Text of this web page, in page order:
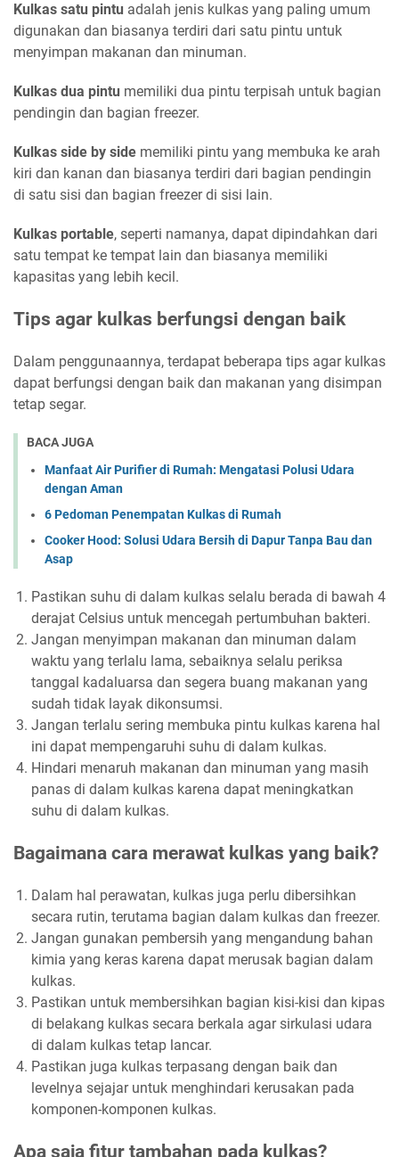
Kulkas satu pintu adalah jenis kulkas yang paling umum
digunakan dan biasanya terdiri dari satu pintu untuk
menyimpan makanan dan minuman.
Kulkas dua pintu memiliki dua pintu terpisah untuk bagian
pendingin dan bagian freezer.
Kulkas side by side memiliki pintu yang membuka ke arah
kiri dan kanan dan biasanya terdiri dari bagian pendingin
di satu sisi dan bagian freezer di sisi lain.
Kulkas portable, seperti namanya, dapat dipindahkan dari
satu tempat ke tempat lain dan biasanya memiliki
kapasitas yang lebih kecil.
Tips agar kulkas berfungsi dengan baik
Dalam penggunaannya, terdapat beberapa tips agar kulkas
dapat berfungsi dengan baik dan makanan yang disimpan
tetap segar.
BACA JUGA
Manfaat Air Purifier di Rumah: Mengatasi Polusi Udara
dengan Aman
6 Pedoman Penempatan Kulkas di Rumah
Cooker Hood: Solusi Udara Bersih di Dapur Tanpa Bau dan
Asap
Pastikan suhu di dalam kulkas selalu berada di bawah 4
derajat Celsius untuk mencegah pertumbuhan bakteri.
Jangan menyimpan makanan dan minuman dalam
waktu yang terlalu lama, sebaiknya selalu periksa
tanggal kadaluarsa dan segera buang makanan yang
sudah tidak layak dikonsumsi.
Jangan terlalu sering membuka pintu kulkas karena hal
ini dapat mempengaruhi suhu di dalam kulkas.
Hindari menaruh makanan dan minuman yang masih
panas di dalam kulkas karena dapat meningkatkan
suhu di dalam kulkas.
Bagaimana cara merawat kulkas yang baik?
Dalam hal perawatan, kulkas juga perlu dibersihkan
secara rutin, terutama bagian dalam kulkas dan freezer.
Jangan gunakan pembersih yang mengandung bahan
kimia yang keras karena dapat merusak bagian dalam
kulkas.
Pastikan untuk membersihkan bagian kisi-kisi dan kipas
di belakang kulkas secara berkala agar sirkulasi udara
di dalam kulkas tetap lancar.
Pastikan juga kulkas terpasang dengan baik dan
levelnya sejajar untuk menghindari kerusakan pada
komponen-komponen kulkas.
Apa saja fitur tambahan pada kulkas?